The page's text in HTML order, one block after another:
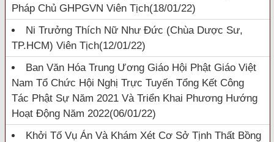
Pháp Chủ GHPGVN Viên Tịch(18/01/22)
Ni Trưởng Thích Nữ Như Đức (chùa Dược Sư,
TP.HCM) Viên Tịch(12/01/22)
Ban Văn Hóa Trung Ương Giáo Hội Phật Giáo Việt
Nam Tổ Chức Hội Nghị Trực Tuyến Tổng Kết Công
Tác Phật Sự Năm 2021 Và Triển Khai Phương Hướng
Hoạt Động Năm 2022(06/01/22)
Khởi Tố Vụ Án Và Khám Xét Cơ Sở Tịnh Thất Bồng